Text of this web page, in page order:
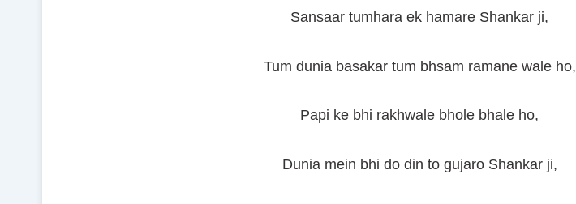
Sansaar tumhara ek hamare Shankar ji,
Tum dunia basakar tum bhsam ramane wale ho,
Papi ke bhi rakhwale bhole bhale ho,
Dunia mein bhi do din to gujaro Shankar ji,